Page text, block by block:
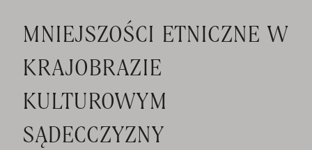
MNIEJSZOŚCI ETNICZNE W
KRAJOBRAZIE
KULTUROWYM
SĄDECCZYZNY